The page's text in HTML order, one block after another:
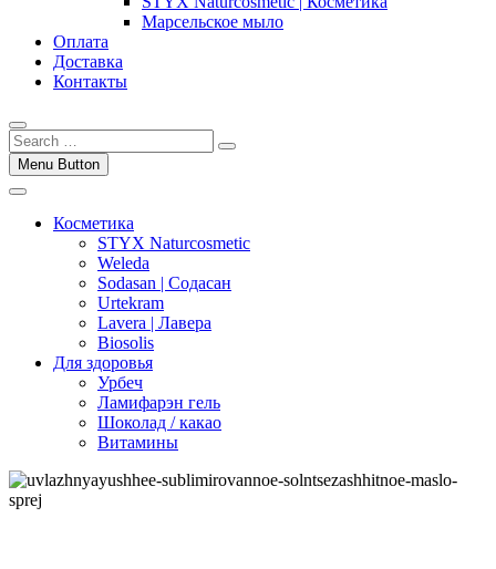
Марсельское мыло
Оплата
Доставка
Контакты
Menu Button
Косметика
STYX Naturcosmetic
Weleda
Sodasan | Содасан
Urtekram
Lavera | Лавера
Biosolis
Для здоровья
Урбеч
Ламифарэн гель
Шоколад / какао
Витамины